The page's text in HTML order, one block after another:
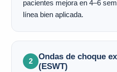
pacientes mejora en 4–6
línea bien aplicada.
2
Ondas de choque
(ESWT)